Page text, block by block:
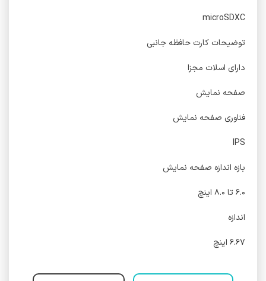
microSDXC
توضیحات کارت حافظه جانبی
دارای اسلات مجزا
صفحه نمایش
فناوری صفحه‌ نمایش
IPS
بازه‌ اندازه صفحه نمایش
۶.۰ تا ۸.۰ اینچ
اندازه
۶.۶۷ اینچ